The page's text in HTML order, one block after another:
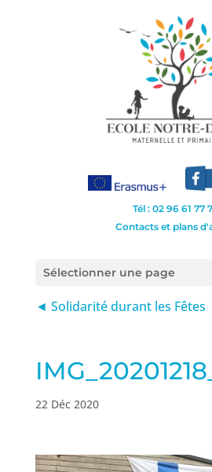
Tél : 02 96 61 77
Contacts et plans
Sélectionner une page
◄ Solidarité durant les Fêtes
22 Déc 2020